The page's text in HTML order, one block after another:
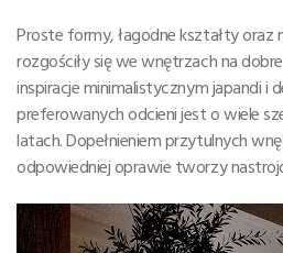
Proste formy, łagodne kształty oraz
rozgościły się we wnętrzach na
inspiracje minimalistycznym japandi i
preferowanych odcieni jest o wiele
latach. Dopełnieniem przytulnych
odpowiedniej oprawie tworzy